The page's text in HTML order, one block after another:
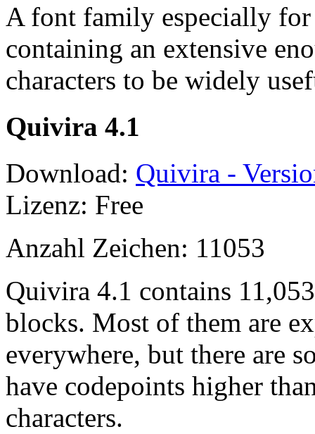
A font family especially
containing an extensive
characters to be widely
Quivira 4.1
Download: Quivira -
Lizenz: Free
Anzahl Zeichen: 11053
Quivira 4.1 contains
blocks. Most of them are
everywhere, but there are
have codepoints higher
characters.